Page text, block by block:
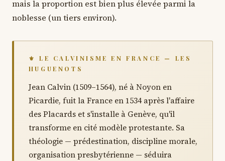
mais la proportion est bien plus élevée parmi la
noblesse (un tiers environ).
⚜ LE CALVINISME EN FRANCE — LES
HUGUENOTS
Jean Calvin (1509–1564), né à Noyon en
Picardie, fuit la France en 1534 après l'affaire
des Placards et s'installe à Genève, qu'il
transforme en cité modèle protestante. Sa
théologie — prédestination, discipline morale,
organisation presbytérienne — séduira